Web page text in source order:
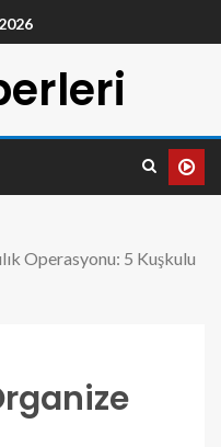
Operasyonu: 5 Kuşkulu